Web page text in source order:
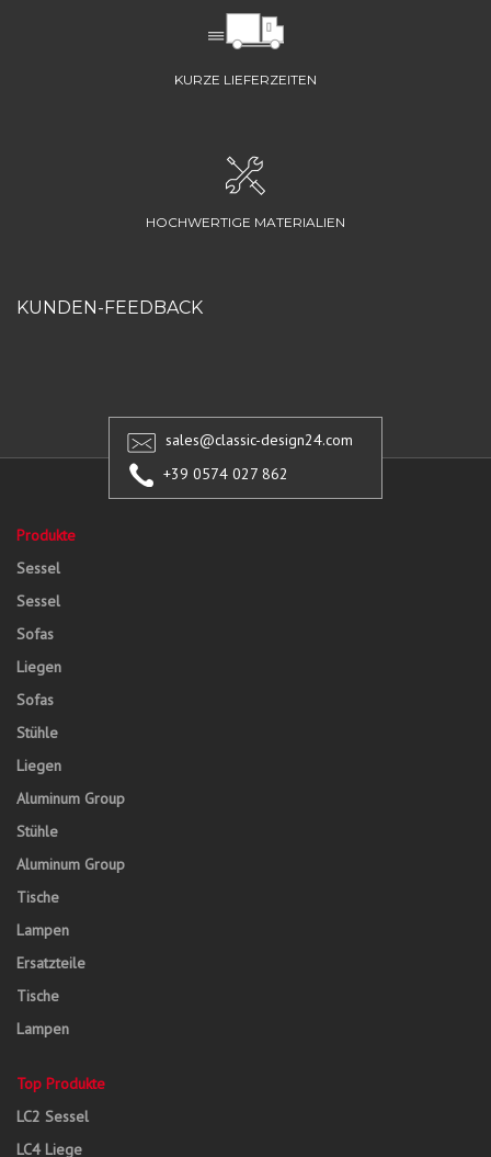
KURZE LIEFERZEITEN
HOCHWERTIGE MATERIALIEN
KUNDEN-FEEDBACK
sales@classic-design24.com
+39 0574 027 862
Produkte
Sessel
Sessel
Sofas
Liegen
Sofas
Stühle
Liegen
Aluminum Group
Stühle
Aluminum Group
Tische
Lampen
Ersatzteile
Tische
Lampen
Top Produkte
LC2 Sessel
LC4 Liege